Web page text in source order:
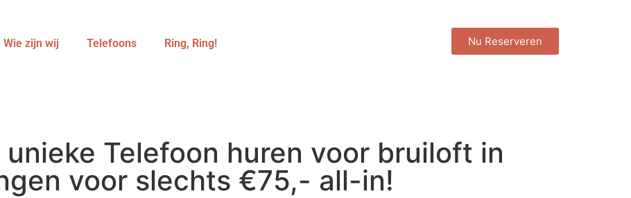
Wie zijn wij Telefoons Ring, Ring! Nu Reserveren
Telefoon huren voor bruiloft in
voor slechts €75,- all-in!